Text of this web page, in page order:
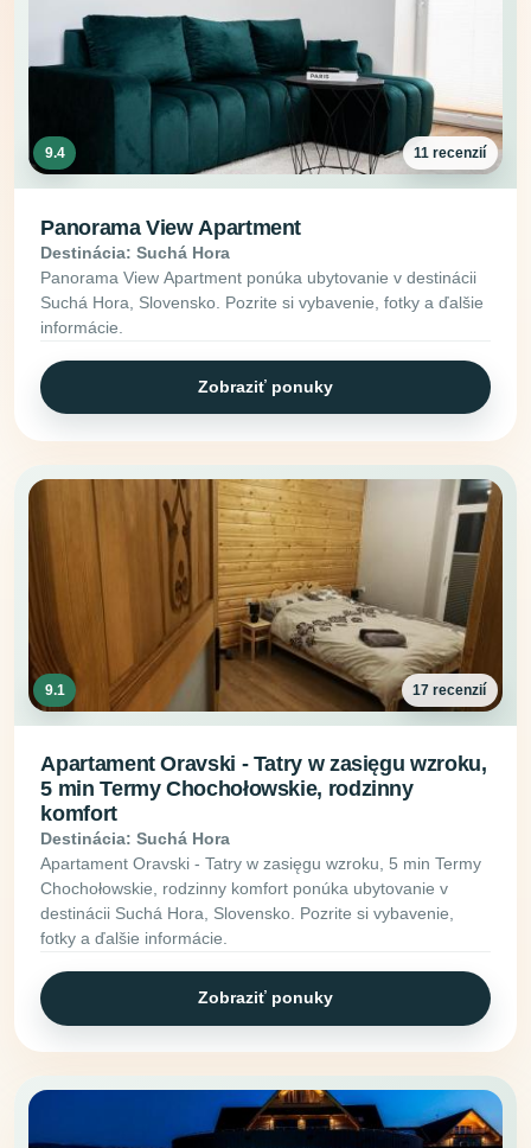
9.4 11 recenzií
Panorama View Apartment
Destinácia: Suchá Hora
Panorama View Apartment ponúka ubytovanie v destinácii
Suchá Hora, Slovensko. Pozrite si vybavenie, fotky a ďalšie
informácie.
Zobraziť ponuky
9.1 17 recenzií
Apartament Oravski - Tatry w zasięgu wzroku,
5 min Termy Chochołowskie, rodzinny
komfort
Destinácia: Suchá Hora
Apartament Oravski - Tatry w zasięgu wzroku, 5 min Termy
Chochołowskie, rodzinny komfort ponúka ubytovanie v
destinácii Suchá Hora, Slovensko. Pozrite si vybavenie,
fotky a ďalšie informácie.
Zobraziť ponuky